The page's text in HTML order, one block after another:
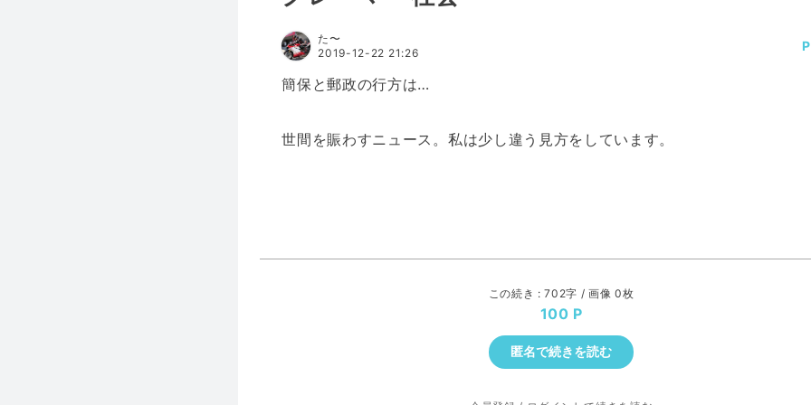
た〜
2019-12-22 21:26
簡保と郵政の行方は…
世間を賑わすニュース。私は少し違う見方をしています。
この続き : 702字 / 画像 0枚
100
匿名で続きを読む